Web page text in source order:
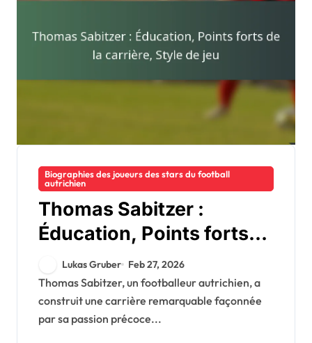
Biographies des joueurs des stars du football
autrichien
Thomas Sabitzer :
Éducation, Points forts
de la carrière, Style de
jeu
Lukas Gruber Feb 27, 2026
Thomas Sabitzer, un footballeur autrichien, a
construit une carrière remarquable façonnée
par sa passion précoce...